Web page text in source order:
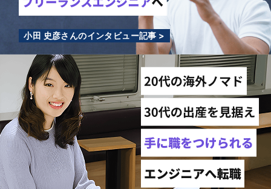
小田 史彦さんのインタビュー記事 >